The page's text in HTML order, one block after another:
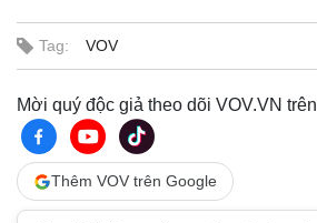
Tag: VOV
Mời quý độc giả theo dõi VOV.VN trên
Thêm VOV trên Google